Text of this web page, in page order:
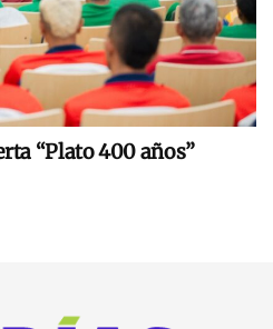
“Plato 400 años”